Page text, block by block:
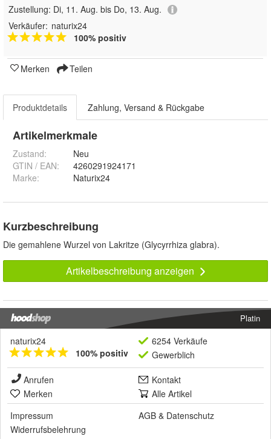
Zustellung: Di, 11. Aug. bis Do, 13. Aug.
Verkäufer: naturix24
100% positiv
Merken Teilen
Produktdetails Zahlung, Versand & Rückgabe
Artikelmerkmale
Zustand:
Neu
GTIN / EAN:
4260291924171
Marke:
Naturix24
Kurzbeschreibung
Die gemahlene Wurzel von Lakritze (Glycyrrhiza glabra).
Artikelbeschreibung anzeigen
Platin
naturix24
100% positiv
6254 Verkäufe
Gewerblich
Anrufen
Kontakt
Merken
Alle Artikel
Impressum
AGB & Datenschutz
Widerrufsbelehrung